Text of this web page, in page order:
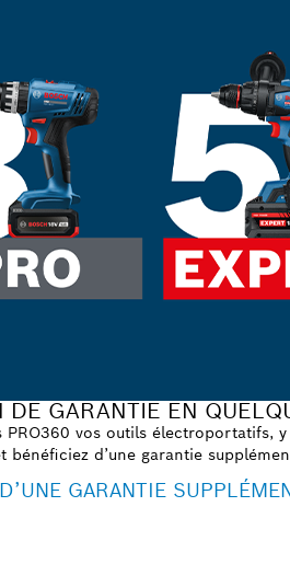
DE GARANTIE EN
PRO360 vos outils électroportatifs,
bénéficiez d’une garantie
GARANTIE